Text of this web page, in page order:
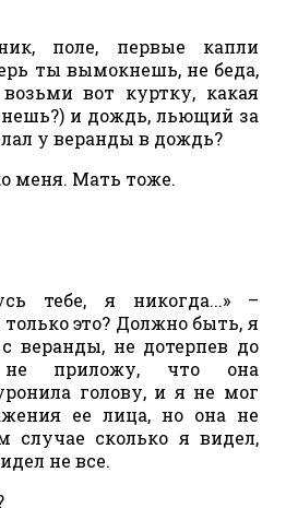
поле, первые капли
ты вымокнешь, не беда,
вот куртку, какая
и дождь, льющий за
у веранды в дождь?
меня. Мать тоже.
тебе, я никогда...» –
это? Должно быть, я
веранды, не дотерпев до
не приложу, что она
голову, и я не мог
ее лица, но она не
случае сколько я видел,
не все.